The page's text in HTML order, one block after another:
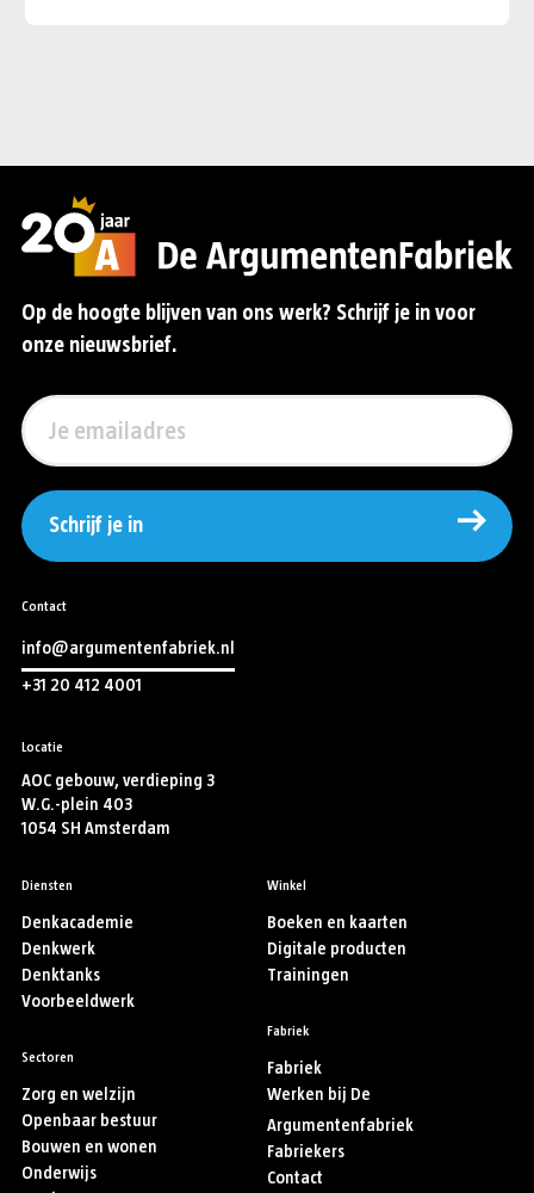
Op de hoogte blijven van ons werk? Schrijf je in voor
onze nieuwsbrief.
Schrijf je in
Contact
info@argumentenfabriek.nl
+31 20 412 4001
Locatie
AOC gebouw, verdieping 3
W.G.-plein 403
1054 SH Amsterdam
Diensten
Denkacademie
Denkwerk
Denktanks
Voorbeeldwerk
Sectoren
Zorg en welzijn
Openbaar bestuur
Bouwen en wonen
Onderwijs
Winkel
Boeken en kaarten
Digitale producten
Trainingen
Fabriek
Fabriek
Werken bij De
Argumentenfabriek
Fabriekers
Contact